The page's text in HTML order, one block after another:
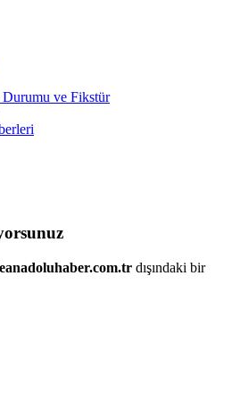
ve Fikstür
dışındaki bir